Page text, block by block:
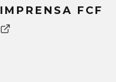
IMPRENSA FCF